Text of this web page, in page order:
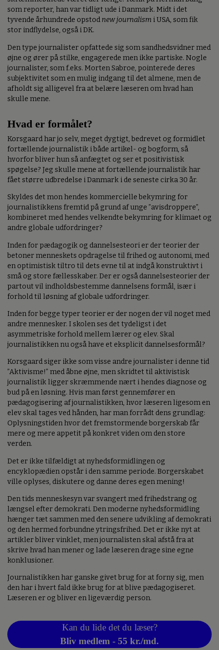
som reporter, han var tidligt ude i Danmark. Midt i det
tyvende århundrede opstod new journalism i USA, som fik
stor indflydelse, også i DK.
Den type journalister opfattede sig som sandhedsvidner med
øjne og ører på stilke, engagerede men ikke partiske. Nogle
journalister, som f.eks. Morten Sabroe, pointerede deres
subjektivitet som en mulig indgang til det almene, men de
afholdt sig alligevel fra at belære læseren om hvad han
skulle mene.
Hvad er formålet?
Korsgaard har jo selv, meget dygtigt, bedrevet og formidlet
fortællende journalistik i både artikel- og bogform, så
hvorfor bliver hun så anfægtet og ser et positivistisk
spøgelse? Jeg skulle mene at fortællende journalistik har
fået større udbredelse i Danmark i de seneste cirka 30 år.
Skyldes det mon hendes kommercielle bekymring for
journalistikkens fremtid på grund af unge ”avisdroppere”,
kombineret med hendes velkendte bekymring for klimaet og
andre globale udfordringer?
Inden for pædagogik og dannelsesteori er der teorier der
betoner menneskets opdragelse til frihed og autonomi, med
en optimistisk tiltro til dets evne til at indgå konstruktivt i
små og store fællesskaber. Der er også dannelsesteorier der
partout vil indholdsbestemme dannelsens formål, især i
forhold til løsning af globale udfordringer.
Inden for begge typer teorier er der nogen der vil noget med
andre mennesker. I skolen ses det tydeligst i det
asymmetriske forhold mellem lærer og elev. Skal
journalistikken nu også have et eksplicit dannelsesformål?
Korsgaard siger ikke som visse andre journalister i denne tid
”Aktivisme!” med åbne øjne, men skridtet til aktivistisk
journalistik ligger skræmmende nært i hendes diagnose og
bud på en løsning. Hvis man først gennemfører en
pædagogisering af journalistikken, hvor læseren ligesom en
elev skal tages ved hånden, har man forrådt dens grundlag:
Oplysningstiden hvor det fremstormende borgerskab får
mere og mere appetit på konkret viden om den store
verden.
Det er ikke tilfældigt at nyhedsformidlingen og
encyklopædien opstår i den samme periode. Borgerskabet
ville oplyses, diskutere og danne deres egen mening!
Den tids menneskesyn var svangert med frihedstrang og
længsel efter demokrati. Den moderne nyhedsformidling
hænger tæt sammen med den senere udvikling af demokrati
og den hermed forbundne ytringsfrihed. Det er ikke nyt at
artikler bliver vinklet, men journalisten skal afstå fra at
skrive hvad han mener og lade læseren drage sine egne
konklusioner.
Journalistikken har ganske givet brug for at forny sig, men
den har i hvert fald ikke brug for at blive pædagogiseret.
Læseren er og bliver en ligeværdig person.
Kan du lide det du læser?
Bliv medlem - 55 kr./md.